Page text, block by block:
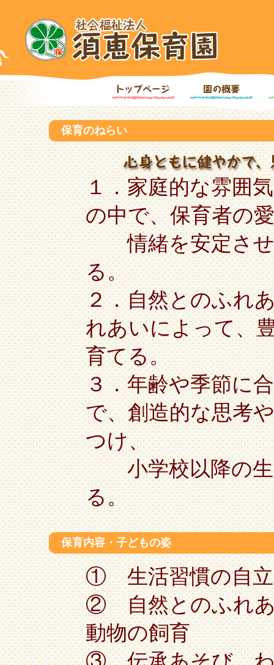
トップページ 園の概要
保育のねらい
１．家庭的な雰囲
の中で、保育者の
情緒を安定させ
る。
２．自然とのふれ
れあいによって、
育てる。
３．年齢や季節に
で、創造的な思考
つけ、
小学校以降の生
る。
保育内容・子どもの姿
① 生活習慣の自
② 自然とのふれあ
動物の飼育